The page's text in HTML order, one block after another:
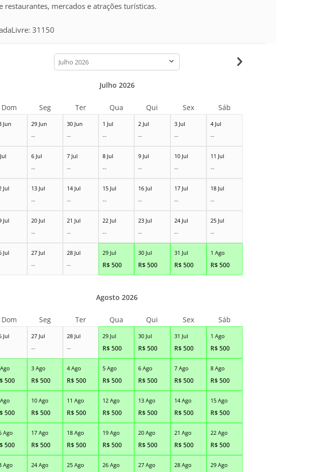
restaurantes, mercados e atrações turísticas.
31150
calendar-
month
Jun 29 Jun
--
30 Jun
--
1 Jul
--
2 Jul
--
3 Jul
--
4 Jul
--
6 Jul
--
7 Jul
--
8 Jul
--
9 Jul
--
10 Jul
--
11 Jul
--
Jul 13 Jul
--
14 Jul
--
15 Jul
--
16 Jul
--
17 Jul
--
18 Jul
--
Jul 20 Jul
--
21 Jul
--
22 Jul
--
23 Jul
--
24 Jul
--
25 Jul
--
Jul 27 Jul
--
28 Jul
--
29 Jul
R$500
30 Jul
R$500
31 Jul
R$500
1 Ago
R$500
Julho 2026
Dom Seg Ter Qua Qui Sex Sáb
Jul 27 Jul
--
28 Jul
--
29 Jul
R$500
30 Jul
R$500
31 Jul
R$500
1 Ago
R$500
500
3 Ago
R$500
4 Ago
R$500
5 Ago
R$500
6 Ago
R$500
7 Ago
R$500
8 Ago
R$500
500
10 Ago
R$500
11 Ago
R$500
12 Ago
R$500
13 Ago
R$500
14 Ago
R$500
15 Ago
R$500
Ago
500
17 Ago
R$500
18 Ago
R$500
19 Ago
R$500
20 Ago
R$500
21 Ago
R$500
22 Ago
R$500
Ago 24 Ago 25 Ago 26 Ago 27 Ago 28 Ago 29 Ago
Agosto 2026
Dom Seg Ter Qua Qui Sex Sáb